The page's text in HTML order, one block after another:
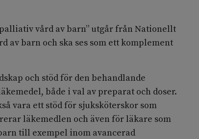
vård av barn” utgår från Nationellt
av barn och ska ses som ett komplement
och stöd för den behandlande
både i val av preparat och doser.
vara ett stöd för sjuksköterskor som
läkemedlen och även för läkare som
till exempel inom avancerad